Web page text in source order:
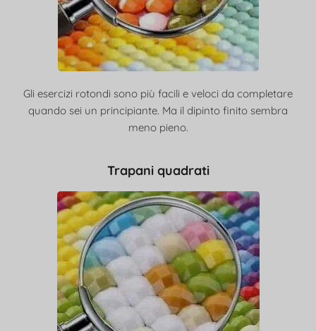
Gli esercizi rotondi sono più facili e veloci da completare
quando sei un principiante. Ma il dipinto finito sembra
meno pieno.
Trapani quadrati